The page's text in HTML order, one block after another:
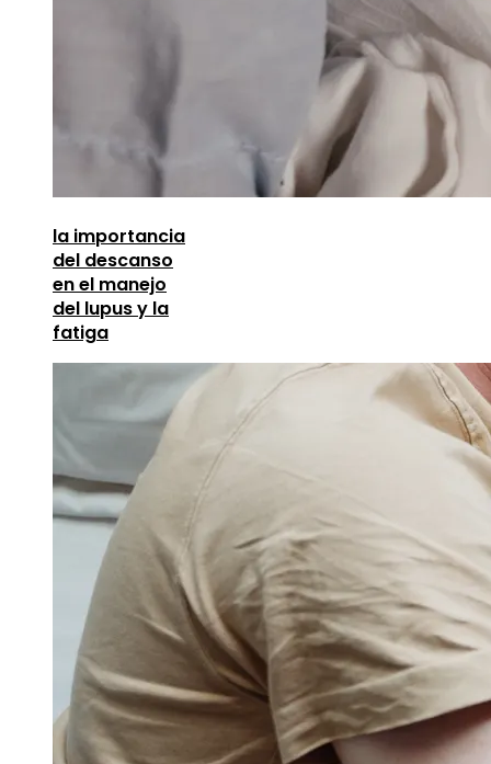
la importancia
del descanso
en el manejo
del lupus y la
fatiga